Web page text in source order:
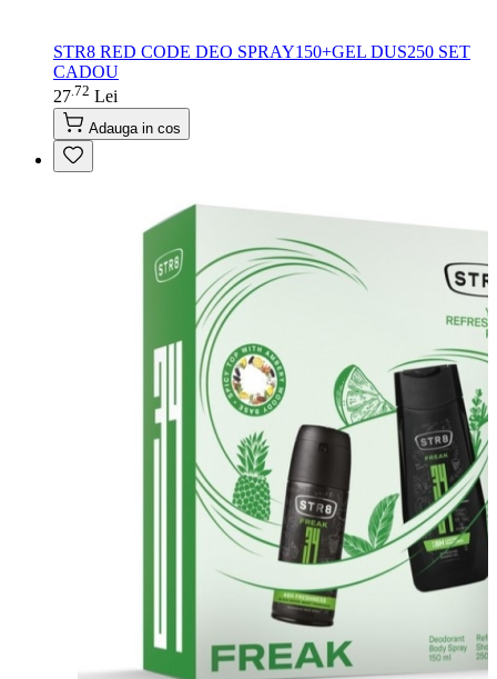
STR8 RED CODE DEO SPRAY150+GEL DUS250 SET
CADOU
27 72 Lei
Adauga in cos